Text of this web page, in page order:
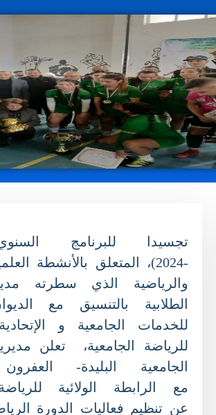
، متعلق بالأنشطة
والرياضية الذي سطرته
الطلابية بالتنسيق مع
للخدمات الجامعية و ا
ل
للرياضة الجامعية، تعلن
الجامعية البليدة- العفرون
مع
الرابطة الولائية
عن تنظيمفعاليات الدورة